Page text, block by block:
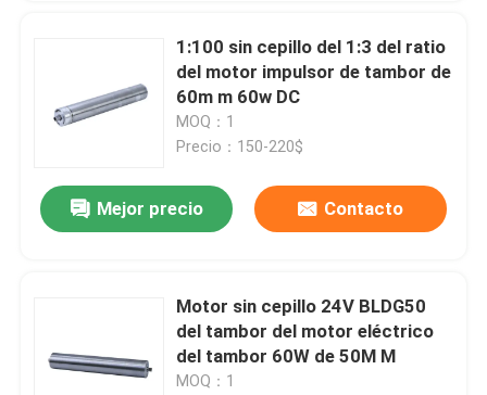
1:100 sin cepillo del 1:3 del ratio
del motor impulsor de tambor de
60m m 60w DC
MOQ：1
Precio：150-220$
Mejor precio Contacto
Motor sin cepillo 24V BLDG50
del tambor del motor eléctrico
del tambor 60W de 50M M
MOQ：1